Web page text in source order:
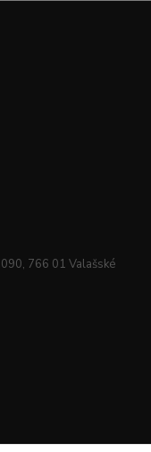
766 01 Valašské